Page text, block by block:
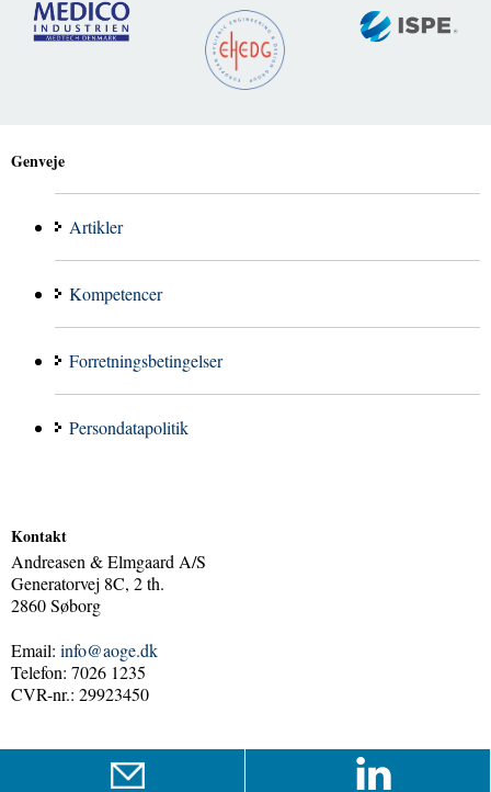
Genveje
Artikler
Kompetencer
Forretningsbetingelser
Persondatapolitik
Kontakt
Andreasen & Elmgaard A/S
Generatorvej 8C, 2 th.
2860 Søborg
Email: info@aoge.dk
Telefon: 7026 1235
CVR-nr.: 29923450